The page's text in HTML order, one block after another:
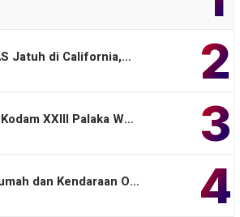
2
Jatuh di California,…
3
XXIII Palaka W…
4
dan Kendaraan O…